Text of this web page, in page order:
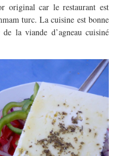
original car le restaurant est
turc. La cuisine est bonne
la viande d’agneau cuisiné